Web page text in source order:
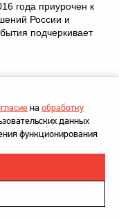
года приурочен к
России и
подчеркивает
данных
на обработку
данных
функционирования